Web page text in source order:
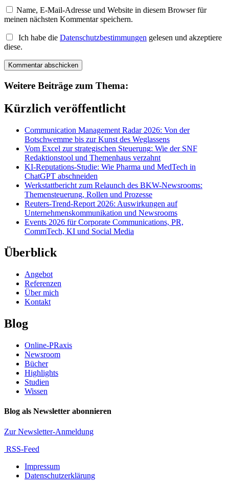
Name, E-Mail-Adresse und Website in diesem Browser für
meinen nächsten Kommentar speichern.
Ich habe die Datenschutzbestimmungen gelesen und akzeptiere
diese.
Weitere Beiträge zum Thema:
Kürzlich veröffentlicht
Communication Management Radar 2026: Von der
Botschwemme bis zur Kunst des Weglassens
Vom Excel zur strategischen Steuerung: Wie der SNF
Redaktionstool und Themenhaus verzahnt
KI-Reputations-Studie: Wie Pharma und MedTech in
ChatGPT abschneiden
Werkstattbericht zum Relaunch des BKW-Newsrooms:
Themensteuerung, Rollen und Prozesse
Reuters-Trend-Report 2026: Auswirkungen auf
Unternehmenskommunikation und Newsrooms
Events 2026 für Corporate Communications, PR,
CommTech, KI und Social Media
Überblick
Angebot
Referenzen
Über mich
Kontakt
Blog
Online-PRaxis
Newsroom
Bücher
Highlights
Studien
Wissen
Blog als Newsletter abonnieren
Zur Newsletter-Anmeldung
RSS-Feed
Impressum
Datenschutzerklärung